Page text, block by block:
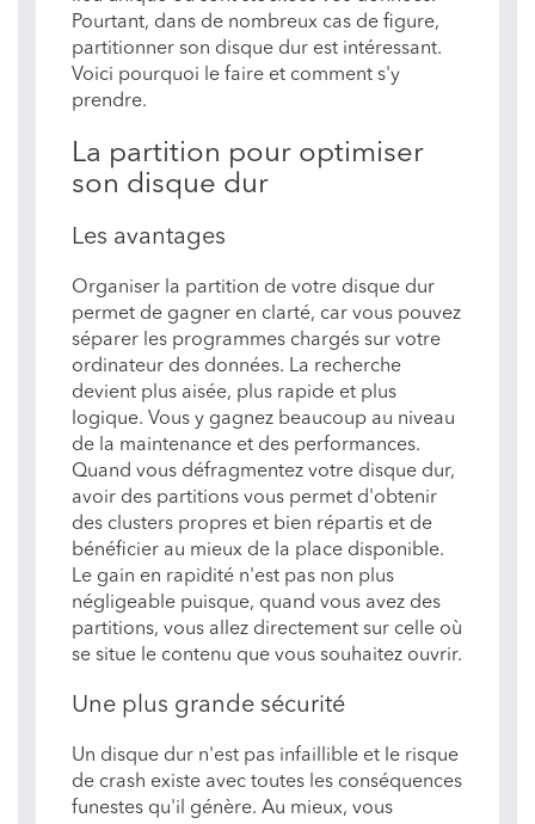
Pourtant, dans de nombreux cas de figure,
partitionner son disque dur est intéressant.
Voici pourquoi le faire et comment s'y
prendre.
La partition pour optimiser
son disque dur
Les avantages
Organiser la partition de votre disque dur
permet de gagner en clarté, car vous pouvez
séparer les programmes chargés sur votre
ordinateur des données. La recherche
devient plus aisée, plus rapide et plus
logique. Vous y gagnez beaucoup au niveau
de la maintenance et des performances.
Quand vous défragmentez votre disque dur,
avoir des partitions vous permet d'obtenir
des clusters propres et bien répartis et de
bénéficier au mieux de la place disponible.
Le gain en rapidité n'est pas non plus
négligeable puisque, quand vous avez des
partitions, vous allez directement sur celle où
se situe le contenu que vous souhaitez ouvrir.
Une plus grande sécurité
Un disque dur n'est pas infaillible et le risque
de crash existe avec toutes les conséquences
funestes qu'il génère. Au mieux, vous